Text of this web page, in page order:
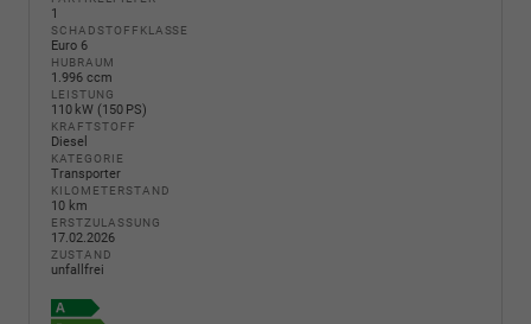
1
SCHADSTOFFKLASSE
Euro 6
HUBRAUM
1.996 ccm
LEISTUNG
110 kW (150 PS)
KRAFTSTOFF
Diesel
KATEGORIE
Transporter
KILOMETERSTAND
10 km
ERSTZULASSUNG
17.02.2026
ZUSTAND
unfallfrei